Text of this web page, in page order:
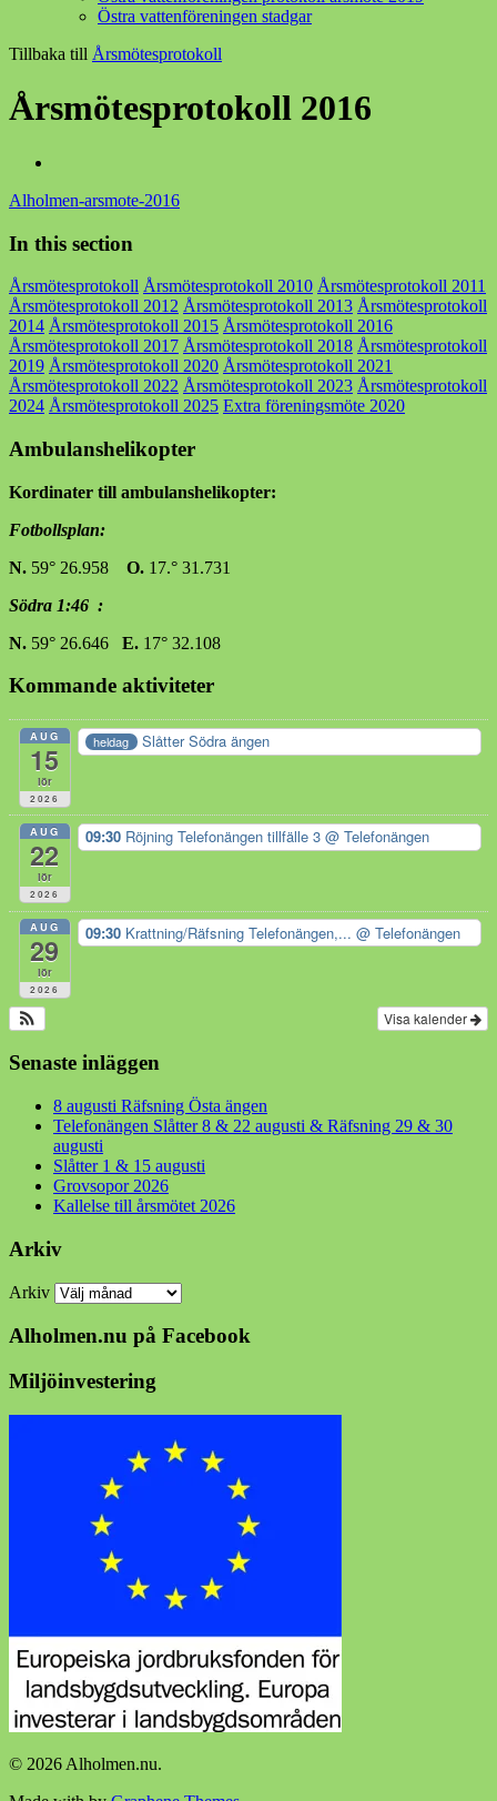
Östra vattenföreningen stadgar
Tillbaka till Årsmötesprotokoll
Årsmötesprotokoll 2016
Alholmen-arsmote-2016
In this section
Årsmötesprotokoll Årsmötesprotokoll 2010 Årsmötesprotokoll 2011
Årsmötesprotokoll 2012 Årsmötesprotokoll 2013 Årsmötesprotokoll
2014 Årsmötesprotokoll 2015 Årsmötesprotokoll 2016
Årsmötesprotokoll 2017 Årsmötesprotokoll 2018 Årsmötesprotokoll
2019 Årsmötesprotokoll 2020 Årsmötesprotokoll 2021
Årsmötesprotokoll 2022 Årsmötesprotokoll 2023 Årsmötesprotokoll
2024 Årsmötesprotokoll 2025 Extra föreningsmöte 2020
Ambulanshelikopter
Kordinater till ambulanshelikopter:
Fotbollsplan:
N. 59° 26.958 O. 17.° 31.731
Södra 1:46 :
N. 59° 26.646 E. 17° 32.108
Kommande aktiviteter
AUG
15
lör
2026
heldag Slåtter Södra ängen
AUG
22
lör
2026
09:30 Röjning Telefonängen tillfälle 3 @ Telefonängen
AUG
29
lör
2026
09:30 Krattning/Räfsning Telefonängen,... @ Telefonängen
Visa kalender
Senaste inläggen
8 augusti Räfsning Östa ängen
Telefonängen Slåtter 8 & 22 augusti & Räfsning 29 & 30
augusti
Slåtter 1 & 15 augusti
Grovsopor 2026
Kallelse till årsmötet 2026
Arkiv
Arkiv
Alholmen.nu på Facebook
Miljöinvestering
© 2026 Alholmen.nu.